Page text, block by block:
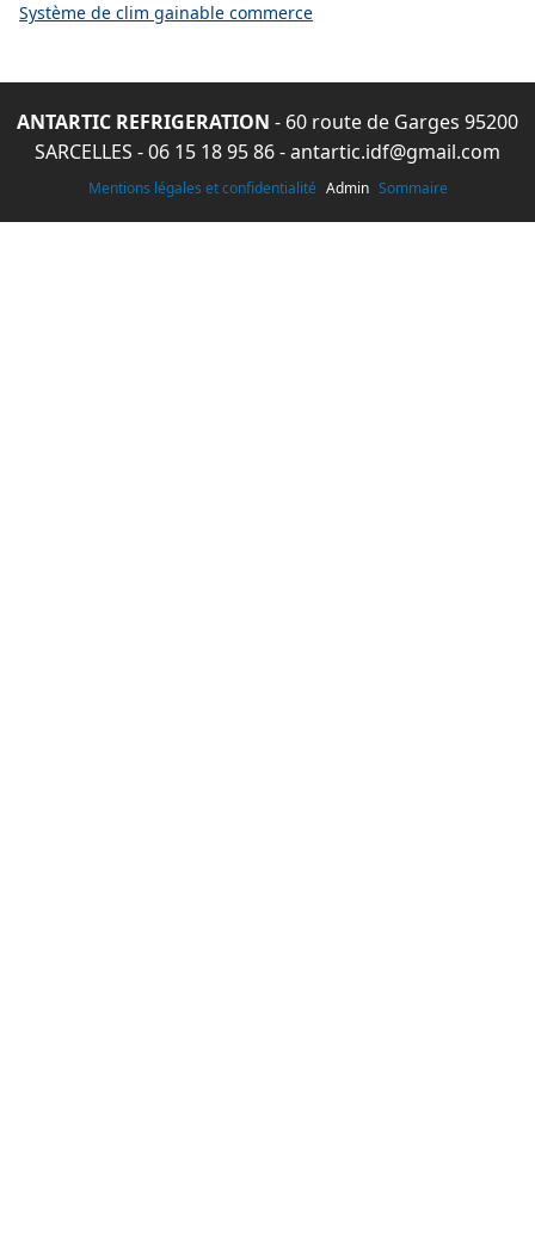
Système de clim gainable commerce
ANTARTIC REFRIGERATION - 60 route de Garges 95200
SARCELLES -06 15 18 95 86-antartic.idf@gmail.com
Mentions légales et confidentialité Admin Sommaire